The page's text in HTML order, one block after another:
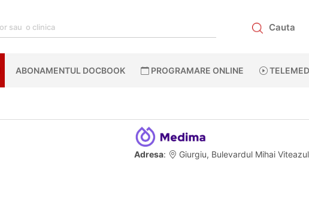
Cauta
ABONAMENTUL DOCBOOK PROGRAMARE ONLINE
Adresa: Giurgiu, Bulevardul Mihai